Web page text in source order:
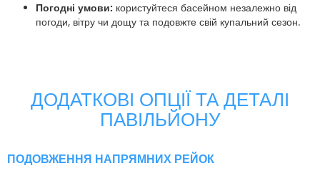
Погодні умови: користуйтеся басейном незалежно від
погоди, вітру чи дощу та подовжте свій купальний сезон.
ДОДАТКОВІ ОПЦІЇ ТА ДЕТАЛІ
ПАВІЛЬЙОНУ
ПОДОВЖЕННЯ НАПРЯМНИХ РЕЙОК